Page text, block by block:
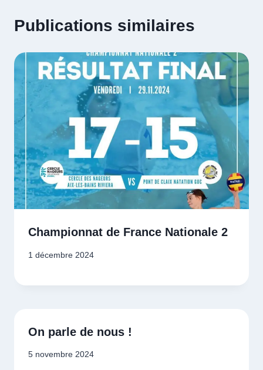
Publications similaires
Championnat de France Nationale 2
1 décembre 2024
On parle de nous !
5 novembre 2024